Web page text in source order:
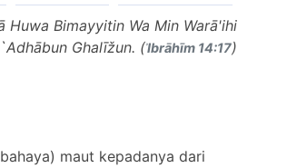
Huwa Bimayyitin Wa Min Warā'ihi
`Adhābun Ghalīžun. (ʾIbrāhīm 14:17)
maut kepadanya dari